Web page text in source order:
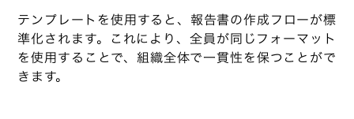
テンプレートを使用すると、報告書の作成フローが標
準化されます。これにより、全員が同じフォーマット
を使用することで、組織全体で一貫性を保つことがで
きます。